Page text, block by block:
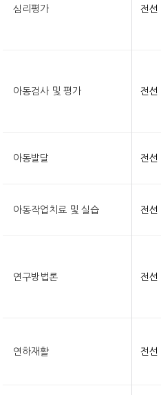
심리평가 전선
아동검사 및 평가 전선
아동발달 전선
아동작업치료 및 실습 전선
연구방법론 전선
연하재활 전선